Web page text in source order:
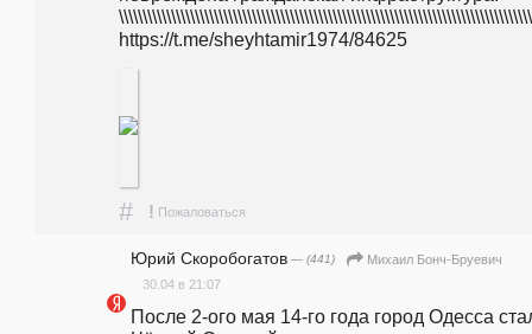
https://t.me/sheyhtamir1974/84625
# ! Пожаловаться
Юрий Скоробогатов — (441)
Михаил Бонч-Бруевич
30.04 в 21:07
После 2-ого мая 14-го года город Одесса